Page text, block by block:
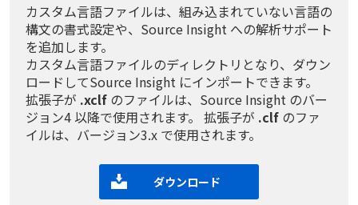
カスタム言語ファイルは、組み込まれていない言語の
構文の書式設定や、Source Insight への解析サポート
を追加します。
カスタム言語ファイルのディレクトリとなり、ダウン
ロードしてSource Insight にインポートできます。
拡張子が .xclf のファイルは、Source Insight のバー
ジョン4 以降で使用されます。 拡張子が .clf のファ
イルは、バージョン3.x で使用されます。
ダウンロード